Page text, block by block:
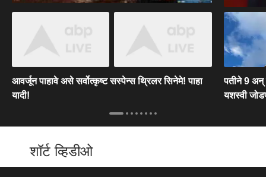
आवर्जून पाहावे असे सर्वोत्कृष्ट सस्पेन्स थ्रिलर सिनेमे! पाहा
यादी!
पतीने 9 अन्
यशस्वी
शॉर्ट व्हिडीओ